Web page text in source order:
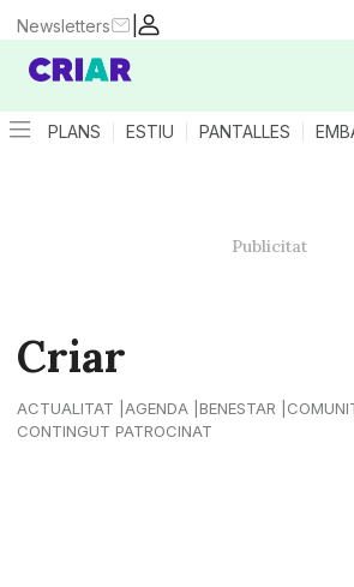
|
Newsletters
PLANS ESTIU PANTALLES
Criar
ACTUALITAT AGENDA BENESTAR
CONTINGUT PATROCINAT